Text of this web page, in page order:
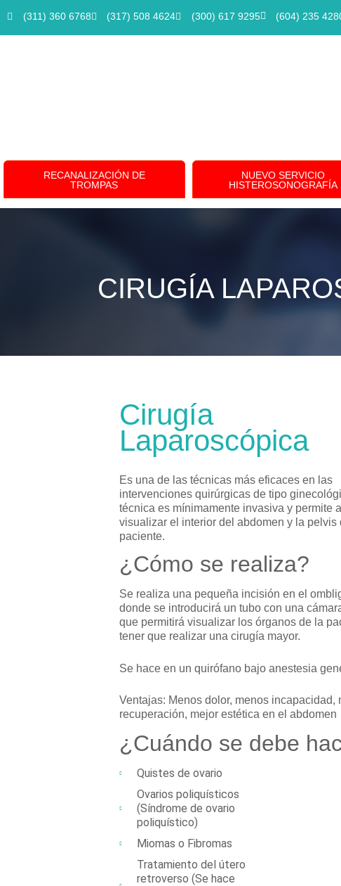
(311) 360 6768 (317) 508 4624 (300) 617 9295 (604) 235
RECANALIZACIÓN DE
TROMPAS
NUEVO SERVICIO
HISTEROSONOGRAFÍA
CIRUGÍA
Cirugía
Laparoscópica
Es una de las técnicas más eficaces en las
intervenciones quirúrgicas de tipo
técnica es mínimamente invasiva y permite
visualizar el interior del abdomen y la pelvis
paciente.
¿Cómo se realiza?
Se realiza una pequeña incisión en el
donde se introducirá un tubo con una
que permitirá visualizar los órganos de la
tener que realizar una cirugía mayor.
Se hace en un quirófano bajo anestesia
Ventajas: Menos dolor, menos incapacidad,
recuperación, mejor estética en el abdomen
¿Cuándo se debe
Quistes de ovario
Ovarios poliquísticos
(Síndrome de ovario
poliquístico)
Miomas o Fibromas
Tratamiento del útero
retroverso (Se hace